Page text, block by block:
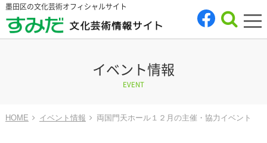
墨田区の文化芸術オフィシャルサイト
イベント情報
EVENT
HOME イベント情報 両国門天ホール１２月の主催・協力イベント